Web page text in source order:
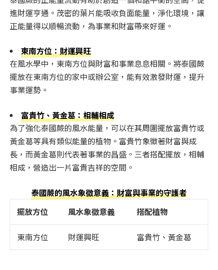
進財運亨通。茂密的葉片能吸收負面能量，淨化環境，讓
正能量得以順暢流動，為事業和財富帶來好運。
東南方位：財運興旺
在風水學中，東南方位與財富和事業息息相關。將泰國蕨
擺放在東南方位的家中或辦公室，能有效激發財運，提升
事業運勢。
富貴竹、黃金葛：相輔相成
為了強化泰國蕨的風水能量，可以在其周圍擺放富貴竹或
黃金葛等具有類似能量的植物。富貴竹象徵著財富與成
長，而黃金葛則代表著事業的昌盛。三者搭配擺放，相輔
相成，營造出一片富貴吉祥的空間。
泰國蕨的風水象徵意義：財富與事業的守護者
擺放方位
風水象徵意義 搭配植物
東南方位 財運興旺 富貴竹、黃金葛